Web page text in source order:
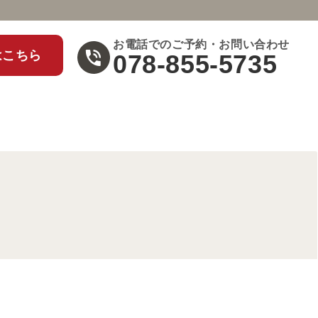
ちら
お電話でのご予約・お問い合わせ
078-855-5735